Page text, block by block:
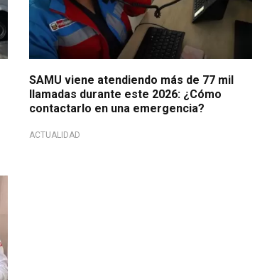
SAMU viene atendiendo más de 77 mil
llamadas durante este 2026: ¿Cómo
contactarlo en una emergencia?
ACTUALIDAD